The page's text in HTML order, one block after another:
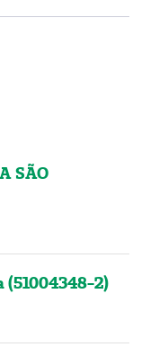
SÃO
(51004348-2)